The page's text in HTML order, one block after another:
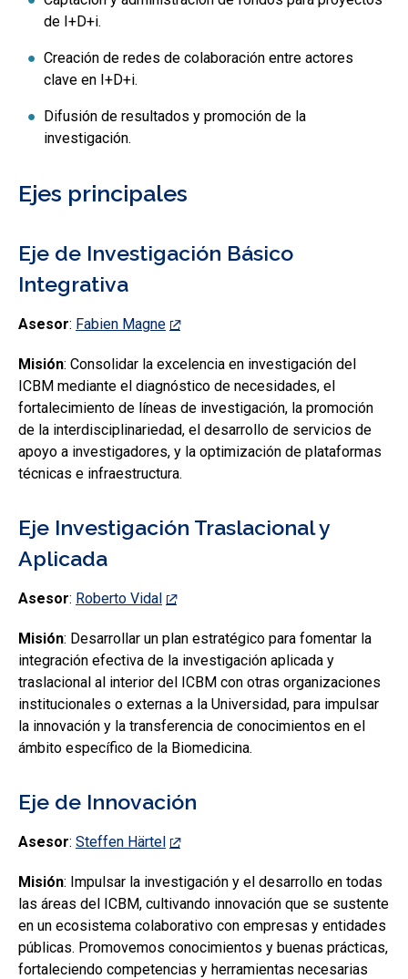
de I+D+i.
Creación de redes de colaboración entre actores
clave en I+D+i.
Difusión de resultados y promoción de la
investigación.
Ejes principales
Eje de Investigación Básico
Integrativa
Asesor: Fabien Magne
Misión: Consolidar la excelencia en investigación del
ICBM mediante el diagnóstico de necesidades, el
fortalecimiento de líneas de investigación, la promoción
de la interdisciplinariedad, el desarrollo de servicios de
apoyo a investigadores, y la optimización de plataformas
técnicas e infraestructura.
Eje Investigación Traslacional y
Aplicada
Asesor: Roberto Vidal
Misión: Desarrollar un plan estratégico para fomentar la
integración efectiva de la investigación aplicada y
traslacional al interior del ICBM con otras organizaciones
institucionales o externas a la Universidad, para impulsar
la innovación y la transferencia de conocimientos en el
ámbito específico de la Biomedicina.
Eje de Innovación
Asesor: Steffen Härtel
Misión: Impulsar la investigación y el desarrollo en todas
las áreas del ICBM, cultivando innovación que se sustente
en un ecosistema colaborativo con empresas y entidades
públicas. Promovemos conocimientos y buenas prácticas,
fortaleciendo competencias y herramientas necesarias